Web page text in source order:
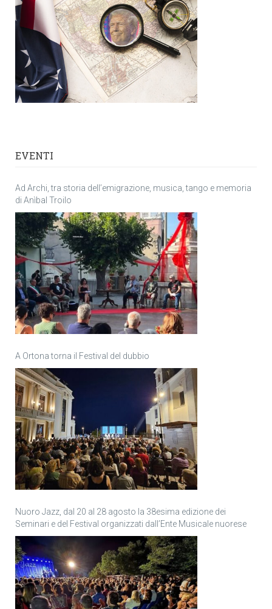
EVENTI
Ad Archi, tra storia dell’emigrazione, musica, tango e memoria
di Anìbal Troilo
A Ortona torna il Festival del dubbio
Nuoro Jazz, dal 20 al 28 agosto la 38esima edizione dei
Seminari e del Festival organizzati dall’Ente Musicale nuorese